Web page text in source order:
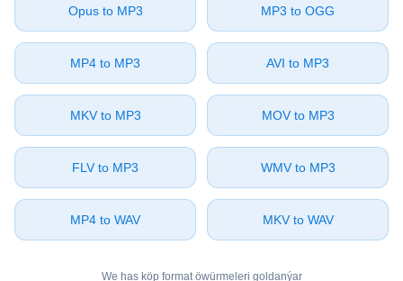
⁦Opus⁩ to ⁦MP3⁩ ⁦MP3⁩ to ⁦OGG⁩
⁦MP4⁩ to ⁦MP3⁩ ⁦AVI⁩ to ⁦MP3⁩
⁦MKV⁩ to ⁦MP3⁩ ⁦MOV⁩ to ⁦MP3⁩
⁦FLV⁩ to ⁦MP3⁩ ⁦WMV⁩ to ⁦MP3⁩
⁦MP4⁩ to ⁦WAV⁩ ⁦MKV⁩ to ⁦WAV⁩
We has köp format öwürmeleri goldanýar